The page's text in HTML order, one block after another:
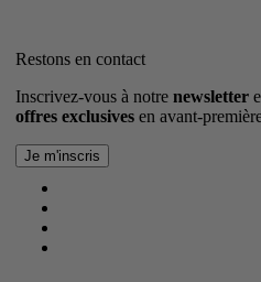
Restons en contact
Inscrivez-vous à notre newsletter
offres exclusives en avant-